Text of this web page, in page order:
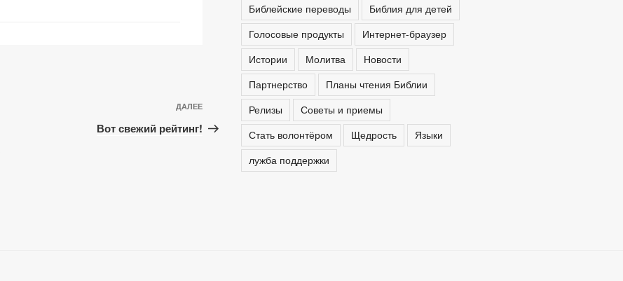
Следующая
запись
ДАЛЕЕ
Вот свежий рейтинг!
Библейские переводы
Библия для детей
Голосовые продукты
Интернет-браузер
Истории
Молитва
Новости
Партнерство
Планы чтения Библии
Релизы
Советы и приемы
Стать волонтёром
Щедрость
Языки
лужба поддержки